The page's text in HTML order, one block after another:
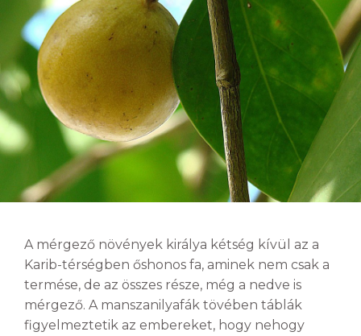
A mérgező növények királya kétség kívül az a
Karib-térségben őshonos fa, aminek nem csak a
termése, de az összes része, még a nedve is
mérgező. A manszanilyafák tövében táblák
figyelmeztetik az embereket, hogy nehogy